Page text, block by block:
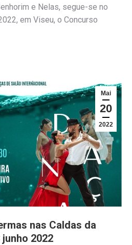
e Nelas, segue-se no
em Viseu, o Concurso
Mai
20
2022
nas Caldas da
2022